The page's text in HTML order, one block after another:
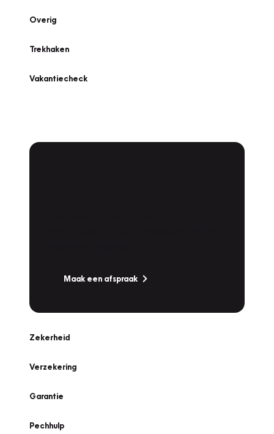
Overig
Trekhaken
Vakantiecheck
Maak een afspraak
Zekerheid
Verzekering
Garantie
Pechhulp